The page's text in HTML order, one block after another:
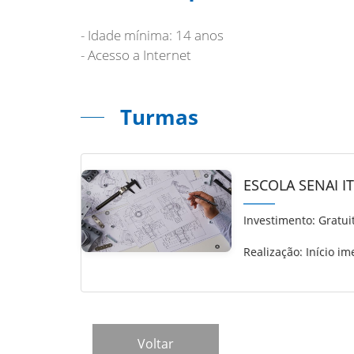
- Idade mínima: 14 anos
- Acesso a Internet
Turmas
ESCOLA SENAI
Investimento:
Realização: Início